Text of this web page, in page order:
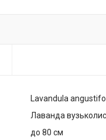
Lavandula
Лаванда
до 80 см